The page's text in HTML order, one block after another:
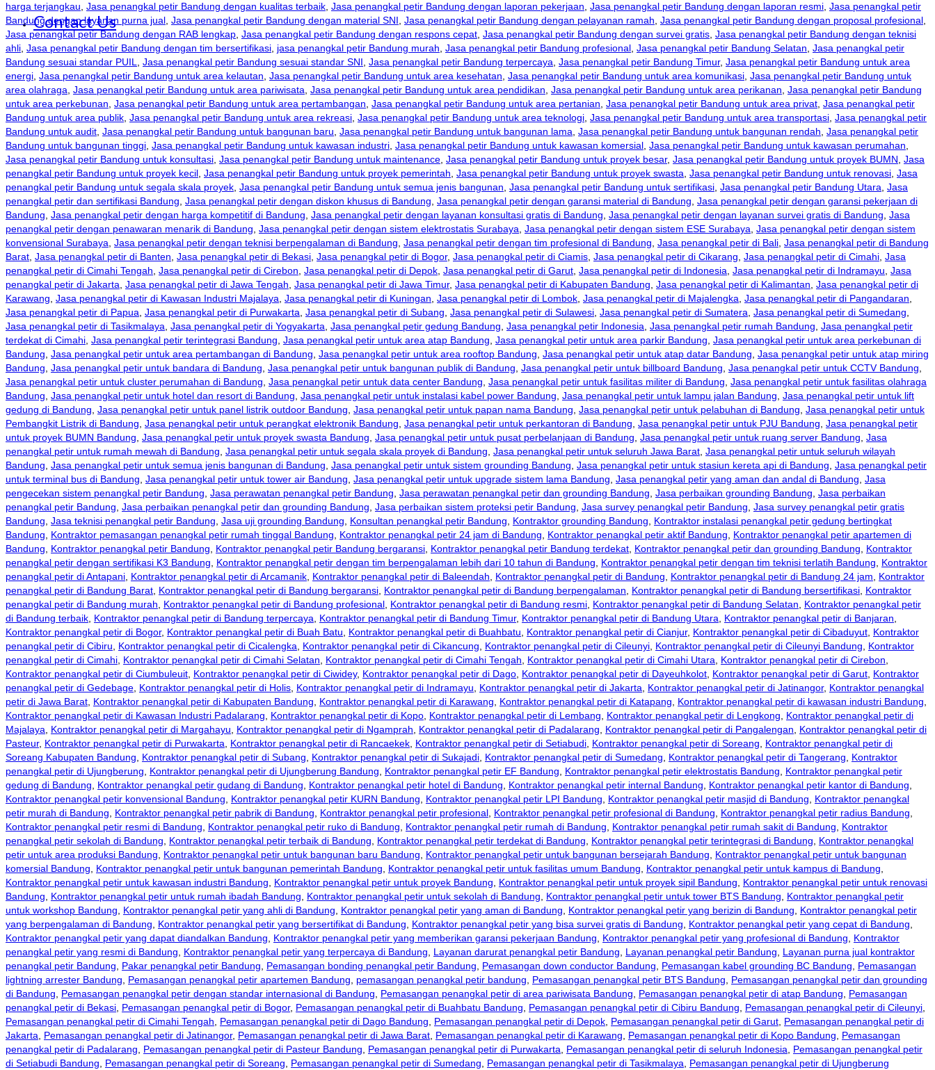
Contact Us
harga terjangkau, Jasa penangkal petir Bandung dengan kualitas terbaik, Jasa penangkal petir Bandung dengan laporan pekerjaan, Jasa penangkal petir Bandung dengan laporan resmi, Jasa penangkal petir
Bandung dengan layanan purna jual, Jasa penangkal petir Bandung dengan material SNI, Jasa penangkal petir Bandung dengan pelayanan ramah, Jasa penangkal petir Bandung dengan proposal profesional,
Jasa penangkal petir Bandung dengan RAB lengkap, Jasa penangkal petir Bandung dengan respons cepat, Jasa penangkal petir Bandung dengan survei gratis, Jasa penangkal petir Bandung dengan teknisi
ahli, Jasa penangkal petir Bandung dengan tim bersertifikasi, jasa penangkal petir Bandung murah, Jasa penangkal petir Bandung profesional, Jasa penangkal petir Bandung Selatan, Jasa penangkal petir
Bandung sesuai standar PUIL, Jasa penangkal petir Bandung sesuai standar SNI, Jasa penangkal petir Bandung terpercaya, Jasa penangkal petir Bandung Timur, Jasa penangkal petir Bandung untuk area
energi, Jasa penangkal petir Bandung untuk area kelautan, Jasa penangkal petir Bandung untuk area kesehatan, Jasa penangkal petir Bandung untuk area komunikasi, Jasa penangkal petir Bandung untuk
area olahraga, Jasa penangkal petir Bandung untuk area pariwisata, Jasa penangkal petir Bandung untuk area pendidikan, Jasa penangkal petir Bandung untuk area perikanan, Jasa penangkal petir Bandung
untuk area perkebunan, Jasa penangkal petir Bandung untuk area pertambangan, Jasa penangkal petir Bandung untuk area pertanian, Jasa penangkal petir Bandung untuk area privat, Jasa penangkal petir
Bandung untuk area publik, Jasa penangkal petir Bandung untuk area rekreasi, Jasa penangkal petir Bandung untuk area teknologi, Jasa penangkal petir Bandung untuk area transportasi, Jasa penangkal petir
Bandung untuk audit, Jasa penangkal petir Bandung untuk bangunan baru, Jasa penangkal petir Bandung untuk bangunan lama, Jasa penangkal petir Bandung untuk bangunan rendah, Jasa penangkal petir
Bandung untuk bangunan tinggi, Jasa penangkal petir Bandung untuk kawasan industri, Jasa penangkal petir Bandung untuk kawasan komersial, Jasa penangkal petir Bandung untuk kawasan perumahan,
Jasa penangkal petir Bandung untuk konsultasi, Jasa penangkal petir Bandung untuk maintenance, Jasa penangkal petir Bandung untuk proyek besar, Jasa penangkal petir Bandung untuk proyek BUMN, Jasa
penangkal petir Bandung untuk proyek kecil, Jasa penangkal petir Bandung untuk proyek pemerintah, Jasa penangkal petir Bandung untuk proyek swasta, Jasa penangkal petir Bandung untuk renovasi, Jasa
penangkal petir Bandung untuk segala skala proyek, Jasa penangkal petir Bandung untuk semua jenis bangunan, Jasa penangkal petir Bandung untuk sertifikasi, Jasa penangkal petir Bandung Utara, Jasa
penangkal petir dan sertifikasi Bandung, Jasa penangkal petir dengan diskon khusus di Bandung, Jasa penangkal petir dengan garansi material di Bandung, Jasa penangkal petir dengan garansi pekerjaan di
Bandung, Jasa penangkal petir dengan harga kompetitif di Bandung, Jasa penangkal petir dengan layanan konsultasi gratis di Bandung, Jasa penangkal petir dengan layanan survei gratis di Bandung, Jasa
penangkal petir dengan penawaran menarik di Bandung, Jasa penangkal petir dengan sistem elektrostatis Surabaya, Jasa penangkal petir dengan sistem ESE Surabaya, Jasa penangkal petir dengan sistem
konvensional Surabaya, Jasa penangkal petir dengan teknisi berpengalaman di Bandung, Jasa penangkal petir dengan tim profesional di Bandung, Jasa penangkal petir di Bali, Jasa penangkal petir di Bandung
Barat, Jasa penangkal petir di Banten, Jasa penangkal petir di Bekasi, Jasa penangkal petir di Bogor, Jasa penangkal petir di Ciamis, Jasa penangkal petir di Cikarang, Jasa penangkal petir di Cimahi, Jasa
penangkal petir di Cimahi Tengah, Jasa penangkal petir di Cirebon, Jasa penangkal petir di Depok, Jasa penangkal petir di Garut, Jasa penangkal petir di Indonesia, Jasa penangkal petir di Indramayu, Jasa
penangkal petir di Jakarta, Jasa penangkal petir di Jawa Tengah, Jasa penangkal petir di Jawa Timur, Jasa penangkal petir di Kabupaten Bandung, Jasa penangkal petir di Kalimantan, Jasa penangkal petir di
Karawang, Jasa penangkal petir di Kawasan Industri Majalaya, Jasa penangkal petir di Kuningan, Jasa penangkal petir di Lombok, Jasa penangkal petir di Majalengka, Jasa penangkal petir di Pangandaran,
Jasa penangkal petir di Papua, Jasa penangkal petir di Purwakarta, Jasa penangkal petir di Subang, Jasa penangkal petir di Sulawesi, Jasa penangkal petir di Sumatera, Jasa penangkal petir di Sumedang,
Jasa penangkal petir di Tasikmalaya, Jasa penangkal petir di Yogyakarta, Jasa penangkal petir gedung Bandung, Jasa penangkal petir Indonesia, Jasa penangkal petir rumah Bandung, Jasa penangkal petir
terdekat di Cimahi, Jasa penangkal petir terintegrasi Bandung, Jasa penangkal petir untuk area atap Bandung, Jasa penangkal petir untuk area parkir Bandung, Jasa penangkal petir untuk area perkebunan di
Bandung, Jasa penangkal petir untuk area pertambangan di Bandung, Jasa penangkal petir untuk area rooftop Bandung, Jasa penangkal petir untuk atap datar Bandung, Jasa penangkal petir untuk atap miring
Bandung, Jasa penangkal petir untuk bandara di Bandung, Jasa penangkal petir untuk bangunan publik di Bandung, Jasa penangkal petir untuk billboard Bandung, Jasa penangkal petir untuk CCTV Bandung,
Jasa penangkal petir untuk cluster perumahan di Bandung, Jasa penangkal petir untuk data center Bandung, Jasa penangkal petir untuk fasilitas militer di Bandung, Jasa penangkal petir untuk fasilitas olahraga
Bandung, Jasa penangkal petir untuk hotel dan resort di Bandung, Jasa penangkal petir untuk instalasi kabel power Bandung, Jasa penangkal petir untuk lampu jalan Bandung, Jasa penangkal petir untuk lift
gedung di Bandung, Jasa penangkal petir untuk panel listrik outdoor Bandung, Jasa penangkal petir untuk papan nama Bandung, Jasa penangkal petir untuk pelabuhan di Bandung, Jasa penangkal petir untuk
Pembangkit Listrik di Bandung, Jasa penangkal petir untuk perangkat elektronik Bandung, Jasa penangkal petir untuk perkantoran di Bandung, Jasa penangkal petir untuk PJU Bandung, Jasa penangkal petir
untuk proyek BUMN Bandung, Jasa penangkal petir untuk proyek swasta Bandung, Jasa penangkal petir untuk pusat perbelanjaan di Bandung, Jasa penangkal petir untuk ruang server Bandung, Jasa
penangkal petir untuk rumah mewah di Bandung, Jasa penangkal petir untuk segala skala proyek di Bandung, Jasa penangkal petir untuk seluruh Jawa Barat, Jasa penangkal petir untuk seluruh wilayah
Bandung, Jasa penangkal petir untuk semua jenis bangunan di Bandung, Jasa penangkal petir untuk sistem grounding Bandung, Jasa penangkal petir untuk stasiun kereta api di Bandung, Jasa penangkal petir
untuk terminal bus di Bandung, Jasa penangkal petir untuk tower air Bandung, Jasa penangkal petir untuk upgrade sistem lama Bandung, Jasa penangkal petir yang aman dan andal di Bandung, Jasa
pengecekan sistem penangkal petir Bandung, Jasa perawatan penangkal petir Bandung, Jasa perawatan penangkal petir dan grounding Bandung, Jasa perbaikan grounding Bandung, Jasa perbaikan
penangkal petir Bandung, Jasa perbaikan penangkal petir dan grounding Bandung, Jasa perbaikan sistem proteksi petir Bandung, Jasa survey penangkal petir Bandung, Jasa survey penangkal petir gratis
Bandung, Jasa teknisi penangkal petir Bandung, Jasa uji grounding Bandung, Konsultan penangkal petir Bandung, Kontraktor grounding Bandung, Kontraktor instalasi penangkal petir gedung bertingkat
Bandung, Kontraktor pemasangan penangkal petir rumah tinggal Bandung, Kontraktor penangkal petir 24 jam di Bandung, Kontraktor penangkal petir aktif Bandung, Kontraktor penangkal petir apartemen di
Bandung, Kontraktor penangkal petir Bandung, Kontraktor penangkal petir Bandung bergaransi, Kontraktor penangkal petir Bandung terdekat, Kontraktor penangkal petir dan grounding Bandung, Kontraktor
penangkal petir dengan sertifikasi K3 Bandung, Kontraktor penangkal petir dengan tim berpengalaman lebih dari 10 tahun di Bandung, Kontraktor penangkal petir dengan tim teknisi terlatih Bandung, Kontraktor
penangkal petir di Antapani, Kontraktor penangkal petir di Arcamanik, Kontraktor penangkal petir di Baleendah, Kontraktor penangkal petir di Bandung, Kontraktor penangkal petir di Bandung 24 jam, Kontraktor
penangkal petir di Bandung Barat, Kontraktor penangkal petir di Bandung bergaransi, Kontraktor penangkal petir di Bandung berpengalaman, Kontraktor penangkal petir di Bandung bersertifikasi, Kontraktor
penangkal petir di Bandung murah, Kontraktor penangkal petir di Bandung profesional, Kontraktor penangkal petir di Bandung resmi, Kontraktor penangkal petir di Bandung Selatan, Kontraktor penangkal petir
di Bandung terbaik, Kontraktor penangkal petir di Bandung terpercaya, Kontraktor penangkal petir di Bandung Timur, Kontraktor penangkal petir di Bandung Utara, Kontraktor penangkal petir di Banjaran,
Kontraktor penangkal petir di Bogor, Kontraktor penangkal petir di Buah Batu, Kontraktor penangkal petir di Buahbatu, Kontraktor penangkal petir di Cianjur, Kontraktor penangkal petir di Cibaduyut, Kontraktor
penangkal petir di Cibiru, Kontraktor penangkal petir di Cicalengka, Kontraktor penangkal petir di Cikancung, Kontraktor penangkal petir di Cileunyi, Kontraktor penangkal petir di Cileunyi Bandung, Kontraktor
penangkal petir di Cimahi, Kontraktor penangkal petir di Cimahi Selatan, Kontraktor penangkal petir di Cimahi Tengah, Kontraktor penangkal petir di Cimahi Utara, Kontraktor penangkal petir di Cirebon,
Kontraktor penangkal petir di Ciumbuleuit, Kontraktor penangkal petir di Ciwidey, Kontraktor penangkal petir di Dago, Kontraktor penangkal petir di Dayeuhkolot, Kontraktor penangkal petir di Garut, Kontraktor
penangkal petir di Gedebage, Kontraktor penangkal petir di Holis, Kontraktor penangkal petir di Indramayu, Kontraktor penangkal petir di Jakarta, Kontraktor penangkal petir di Jatinangor, Kontraktor penangkal
petir di Jawa Barat, Kontraktor penangkal petir di Kabupaten Bandung, Kontraktor penangkal petir di Karawang, Kontraktor penangkal petir di Katapang, Kontraktor penangkal petir di kawasan industri Bandung,
Kontraktor penangkal petir di Kawasan Industri Padalarang, Kontraktor penangkal petir di Kopo, Kontraktor penangkal petir di Lembang, Kontraktor penangkal petir di Lengkong, Kontraktor penangkal petir di
Majalaya, Kontraktor penangkal petir di Margahayu, Kontraktor penangkal petir di Ngamprah, Kontraktor penangkal petir di Padalarang, Kontraktor penangkal petir di Pangalengan, Kontraktor penangkal petir di
Pasteur, Kontraktor penangkal petir di Purwakarta, Kontraktor penangkal petir di Rancaekek, Kontraktor penangkal petir di Setiabudi, Kontraktor penangkal petir di Soreang, Kontraktor penangkal petir di
Soreang Kabupaten Bandung, Kontraktor penangkal petir di Subang, Kontraktor penangkal petir di Sukajadi, Kontraktor penangkal petir di Sumedang, Kontraktor penangkal petir di Tangerang, Kontraktor
penangkal petir di Ujungberung, Kontraktor penangkal petir di Ujungberung Bandung, Kontraktor penangkal petir EF Bandung, Kontraktor penangkal petir elektrostatis Bandung, Kontraktor penangkal petir
gedung di Bandung, Kontraktor penangkal petir gudang di Bandung, Kontraktor penangkal petir hotel di Bandung, Kontraktor penangkal petir internal Bandung, Kontraktor penangkal petir kantor di Bandung,
Kontraktor penangkal petir konvensional Bandung, Kontraktor penangkal petir KURN Bandung, Kontraktor penangkal petir LPI Bandung, Kontraktor penangkal petir masjid di Bandung, Kontraktor penangkal
petir murah di Bandung, Kontraktor penangkal petir pabrik di Bandung, Kontraktor penangkal petir profesional, Kontraktor penangkal petir profesional di Bandung, Kontraktor penangkal petir radius Bandung,
Kontraktor penangkal petir resmi di Bandung, Kontraktor penangkal petir ruko di Bandung, Kontraktor penangkal petir rumah di Bandung, Kontraktor penangkal petir rumah sakit di Bandung, Kontraktor
penangkal petir sekolah di Bandung, Kontraktor penangkal petir terbaik di Bandung, Kontraktor penangkal petir terdekat di Bandung, Kontraktor penangkal petir terintegrasi di Bandung, Kontraktor penangkal
petir untuk area produksi Bandung, Kontraktor penangkal petir untuk bangunan baru Bandung, Kontraktor penangkal petir untuk bangunan bersejarah Bandung, Kontraktor penangkal petir untuk bangunan
komersial Bandung, Kontraktor penangkal petir untuk bangunan pemerintah Bandung, Kontraktor penangkal petir untuk fasilitas umum Bandung, Kontraktor penangkal petir untuk kampus di Bandung,
Kontraktor penangkal petir untuk kawasan industri Bandung, Kontraktor penangkal petir untuk proyek Bandung, Kontraktor penangkal petir untuk proyek sipil Bandung, Kontraktor penangkal petir untuk renovasi
Bandung, Kontraktor penangkal petir untuk rumah ibadah Bandung, Kontraktor penangkal petir untuk sekolah di Bandung, Kontraktor penangkal petir untuk tower BTS Bandung, Kontraktor penangkal petir
untuk workshop Bandung, Kontraktor penangkal petir yang ahli di Bandung, Kontraktor penangkal petir yang aman di Bandung, Kontraktor penangkal petir yang berizin di Bandung, Kontraktor penangkal petir
yang berpengalaman di Bandung, Kontraktor penangkal petir yang bersertifikat di Bandung, Kontraktor penangkal petir yang bisa survei gratis di Bandung, Kontraktor penangkal petir yang cepat di Bandung,
Kontraktor penangkal petir yang dapat diandalkan Bandung, Kontraktor penangkal petir yang memberikan garansi pekerjaan Bandung, Kontraktor penangkal petir yang profesional di Bandung, Kontraktor
penangkal petir yang resmi di Bandung, Kontraktor penangkal petir yang terpercaya di Bandung, Layanan darurat penangkal petir Bandung, Layanan penangkal petir Bandung, Layanan purna jual kontraktor
penangkal petir Bandung, Pakar penangkal petir Bandung, Pemasangan bonding penangkal petir Bandung, Pemasangan down conductor Bandung, Pemasangan kabel grounding BC Bandung, Pemasangan
lightning arrester Bandung, Pemasangan penangkal petir apartemen Bandung, pemasangan penangkal petir bandung, Pemasangan penangkal petir BTS Bandung, Pemasangan penangkal petir dan grounding
di Bandung, Pemasangan penangkal petir dengan standar internasional di Bandung, Pemasangan penangkal petir di area pariwisata Bandung, Pemasangan penangkal petir di atap Bandung, Pemasangan
penangkal petir di Bekasi, Pemasangan penangkal petir di Bogor, Pemasangan penangkal petir di Buahbatu Bandung, Pemasangan penangkal petir di Cibiru Bandung, Pemasangan penangkal petir di Cileunyi,
Pemasangan penangkal petir di Cimahi Tengah, Pemasangan penangkal petir di Dago Bandung, Pemasangan penangkal petir di Depok, Pemasangan penangkal petir di Garut, Pemasangan penangkal petir di
Jakarta, Pemasangan penangkal petir di Jatinangor, Pemasangan penangkal petir di Jawa Barat, Pemasangan penangkal petir di Karawang, Pemasangan penangkal petir di Kopo Bandung, Pemasangan
penangkal petir di Padalarang, Pemasangan penangkal petir di Pasteur Bandung, Pemasangan penangkal petir di Purwakarta, Pemasangan penangkal petir di seluruh Indonesia, Pemasangan penangkal petir
di Setiabudi Bandung, Pemasangan penangkal petir di Soreang, Pemasangan penangkal petir di Sumedang, Pemasangan penangkal petir di Tasikmalaya, Pemasangan penangkal petir di Ujungberung